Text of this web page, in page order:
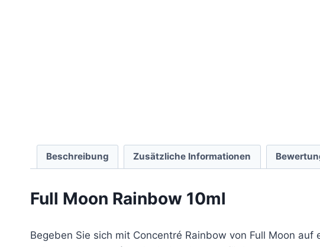
Beschreibung Zusätzliche Informationen
Full Moon Rainbow 10ml
Begeben Sie sich mit Concentré Rainbow von Full Moon